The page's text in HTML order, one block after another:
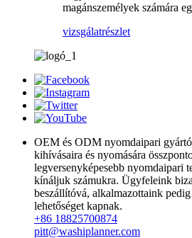
magánszemélyek számára
vizsgálatrészlet
OEM és ODM nyomdaipari
kihívásaira és nyomására
legversenyképesebb nyomdaipari
kínáljuk számukra. Ügyfeleink
beszállítóvá, alkalmazottaink
lehetőséget kapnak.
+86 18825700874
pitt@washiplanner.com